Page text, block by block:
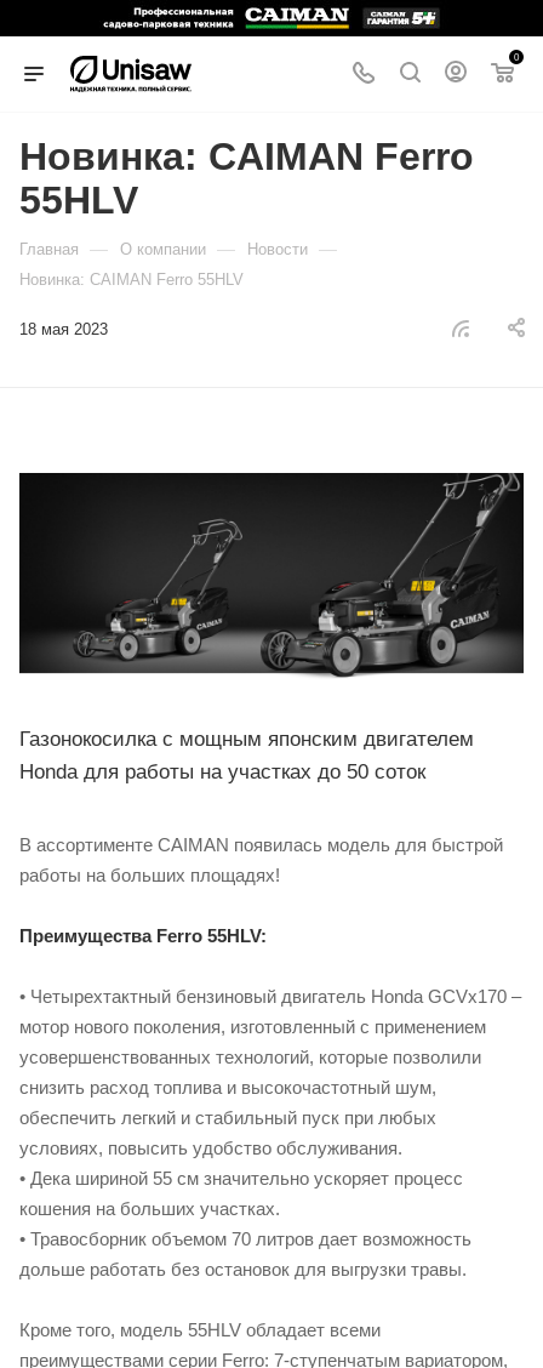
0
Новинка: CAIMAN Ferro
55HLV
Главная — О компании — Новости —
Новинка: CAIMAN Ferro 55HLV
18 мая 2023
Газонокосилка с мощным японским двигателем
Honda для работы на участках до 50 соток
В ассортименте CAIMAN появилась модель для быстрой
работы на больших площадях!
Преимущества Ferro 55HLV:
• Четырехтактный бензиновый двигатель Honda GCVx170 –
мотор нового поколения, изготовленный с применением
усовершенствованных технологий, которые позволили
снизить расход топлива и высокочастотный шум,
обеспечить легкий и стабильный пуск при любых
условиях, повысить удобство обслуживания.
• Дека шириной 55 см значительно ускоряет процесс
кошения на больших участках.
• Травосборник объемом 70 литров дает возможность
дольше работать без остановок для выгрузки травы.
Кроме того, модель 55HLV обладает всеми
преимуществами серии Ferro: 7-ступенчатым вариатором,